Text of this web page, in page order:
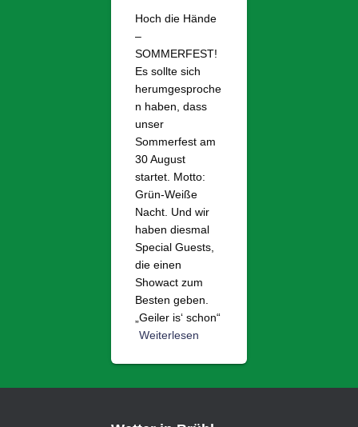
Hoch die Hände
–
SOMMERFEST!
Es sollte sich
herumgesproche
n haben, dass
unser
Sommerfest am
30 August
startet. Motto:
Grün-Weiße
Nacht. Und wir
haben diesmal
Special Guests,
die einen
Showact zum
Besten geben.
„Geiler is‘ schon“
Weiterlesen